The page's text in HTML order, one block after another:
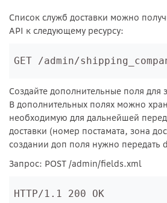
Список служб доставки можно
API к следующему ресурсу:
Создайте дополнительные поля для
В дополнительных полях можно
необходимую для дальнейшей
доставки (номер постамата, зона
создании доп поля нужно передать
Запрос: POST /admin/fields.xml
HTTP/1.1 200 OK